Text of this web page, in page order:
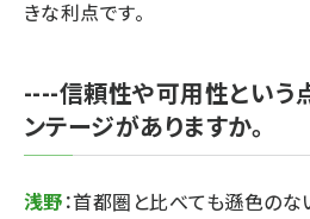
きな利点です。
----信頼性や可用性という
ンテージがありますか。
浅野：首都圏と比べても遜色のな